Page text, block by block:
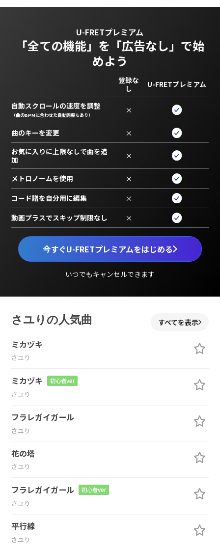
U-FRETプレミアム
「全ての機能」を 「広告なし」で始
めよう
今すぐU-FRETプレミアムをはじめる
いつでもキャンセルできます
登録な
し
U-FRETプレミアム
自動スクロールの速度を調整
（曲のBPMに合わせた自動調整もあり） ×
曲のキーを変更 ×
お気に入りに上限なしで曲を追
加
×
メトロノームを使用 ×
コード譜を自分用に編集 ×
動画プラスでスキップ制限なし ×
さユりの人気曲 すべてを表示
ミカヅキ
さユり
ミカヅキ 初心者ver
さユり
フラレガイガール
さユり
花の塔
さユり
フラレガイガール 初心者ver
さユり
平行線
さユり